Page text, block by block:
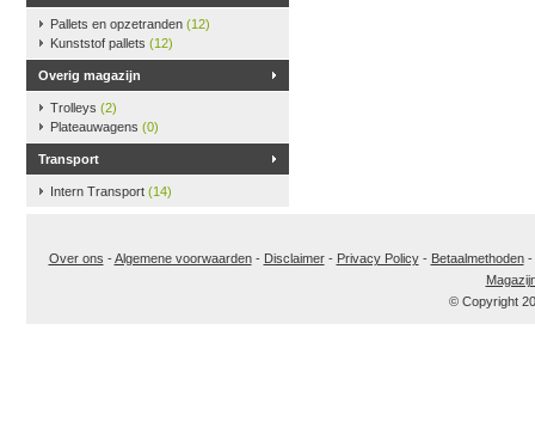
Pallets en opzetranden (12)
Kunststof pallets (12)
Overig magazijn
Trolleys (2)
Plateauwagens (0)
Transport
Intern Transport (14)
Over ons -Algemene voorwaarden- Disclaimer- Privacy Policy- Betaalmethoden-
© Copyright